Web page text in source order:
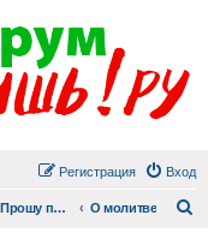
Вход
Регистрация
Прошу помолиться О молитве